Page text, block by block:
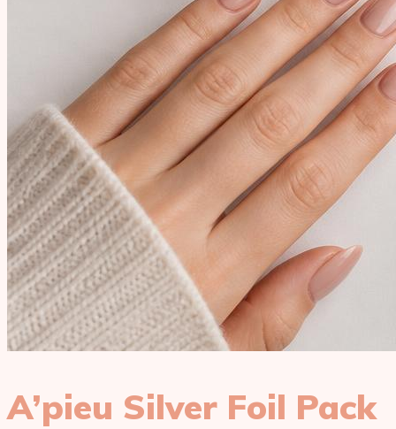
A’pieu Silver Foil Pack